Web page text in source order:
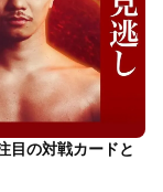
目の対戦カードと